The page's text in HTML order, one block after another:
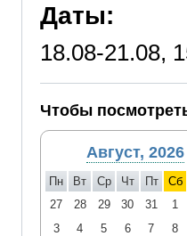
• 2 ужина в гостинице
• пивная экскурсия в
Даты:
18.08-21.08,
Чтобы
Август, 2026
Пн Вт Ср Чт Пт
Сб
27
28 29 30 31
1
3
4 5 6 7
8